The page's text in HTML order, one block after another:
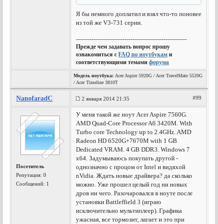
Я бы немного доплатил и взял что-то поновее
из той же V3-731 серии.
---------------------------------------------------------
Прежде чем задавать вопрос прошу
ознакомиться сFAQ по ноутбукам и
соответствующими темамифорума
Модель ноутбука: Acer Aspire 5920G / Acer TravelMate 5520G
/ Acer Timeline 3810T
NanofaradC 2 января 2014 21:35 #99
Посетитель
Репутация:0
Сообщений: 1
У меня такой же ноут Acer Aspire 7560G.
AMD Quad-Core Processor A6 3420M. With
Turbo core Technology up to 2.4GHz. AMD
Radeon HD 6520G+7670M with 1 GB
Dedicated VRAM. 4 GB DDR3. Windows 7
x64. Задумываюсь покупать другой -
однозначно с процом от Intel и видяхой
nVidia. Ждать новые драйвера? да сколько
можно. Уже прошел целый год ни новых
дров ни чего. Разочаровался в ноуте после
установки Battleffield 3 (играю
исключительно мультиплеер). Графика
ужасная, все тормозит, лагает и это при